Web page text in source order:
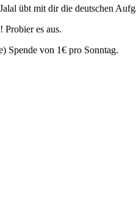
übt mit dir die deutschen
Probier es aus.
Spende von 1€ pro Sonntag.